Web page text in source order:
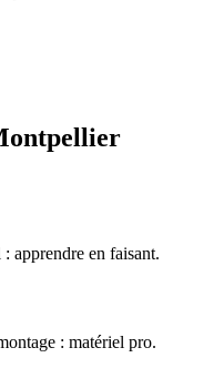
apprendre en faisant.
: matériel pro.